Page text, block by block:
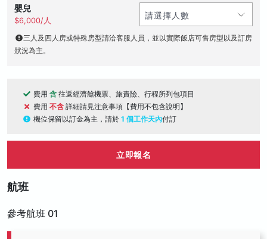
嬰兒
$6,000/人
三人及四人房或特殊房型請洽客服人員，並以實際飯店可售房型以及訂房
狀況為主。
費用 含 往返經濟艙機票、旅責險、行程所列包項目
費用 不含 詳細請見注意事項【費用不包含說明】
機位保留以訂金為主，請於 1 個工作天內付訂
立即報名
航班
參考航班 01